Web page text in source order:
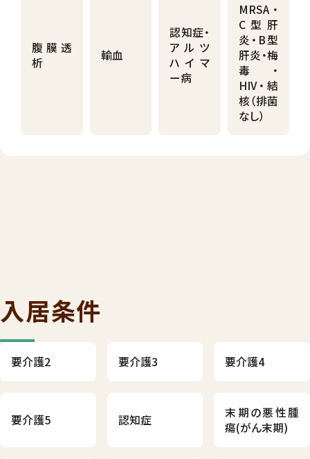
腹膜透
析
輸血
認知症・
アルツ
ハイマ
ー病
MRSA・
C型肝
炎・B型
肝炎・梅
毒・
HIV・結
核（排菌
なし）
入居条件
要介護2 要介護3 要介護4
要介護5 認知症
末期の悪性腫
瘍(がん末期)